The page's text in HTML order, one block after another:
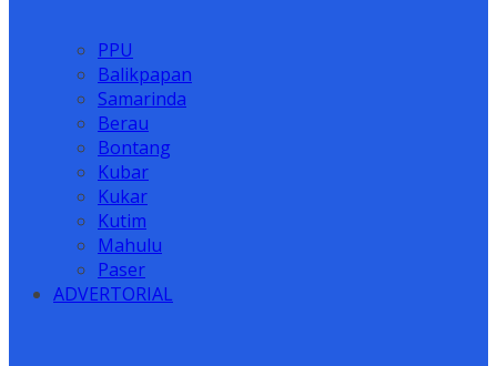
PPU
Balikpapan
Samarinda
Berau
Bontang
Kubar
Kukar
Kutim
Mahulu
Paser
ADVERTORIAL